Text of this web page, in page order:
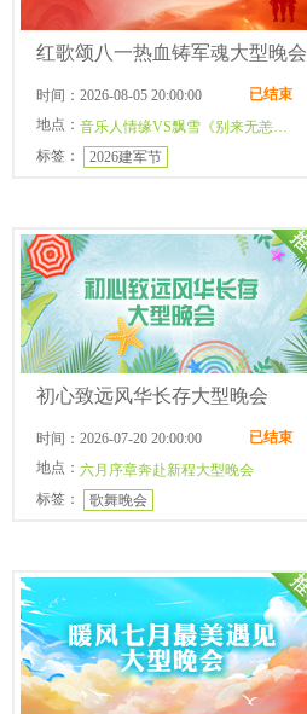
红歌颂八一热血铸军魂大型晚会
时间：2026-08-05 20:00:00
地点：
标签：
2026建军节
已结束
初心致远风华长存大型晚会
时间：2026-07-20 20:00:00
地点： 六月序章奔赴新程大型晚会
标签：
歌舞晚会
已结束